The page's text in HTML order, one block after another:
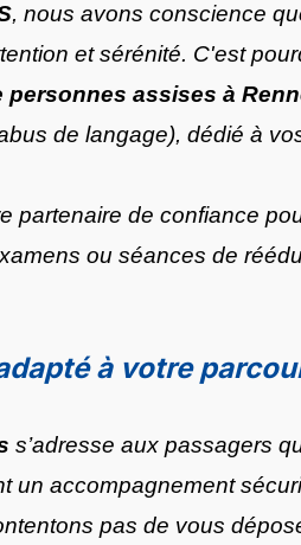
, nous avons conscience
et sérénité. C'est
personnes assises à
de langage), dédié à
partenaire de confiance
ou séances de
à votre
s’adresse aux passagers
un accompagnement
pas de vous